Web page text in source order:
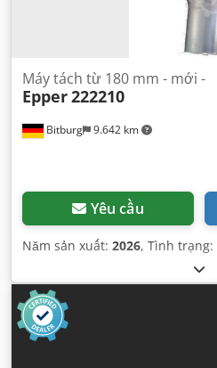
Bitburg 9.642 km
Máy tách từ 180 mm - mới -
Epper222210
Yêu cầu
Năm sản xuất: 2026, Tình trạng: